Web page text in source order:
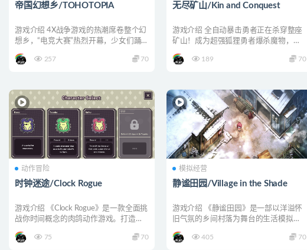
帝国幻想乡/TOHOTOPIA
游戏介绍 4X战争游戏的热潮席卷整个幻
想乡，“电竞大赛”热烈开幕，少女们踊
257
70
无尽矿山/Kin and Conquest
游戏介绍 全自动暴击勇者正在杀穿整座
矿山！成为超强狐狸勇者爆杀魔物，无
189
70
动作冒险
时钟迷途/Clock Rogue
游戏介绍 《Clock Rogue》是一款全面挑
战你时间概念的肉鸽动作游戏。打造属
75
70
模拟经营
静谧田园/Village in the Shade
游戏介绍 《静谧田园》是一部以洋溢怀
旧气氛的乡间村落为舞台的生活模拟游
405
70